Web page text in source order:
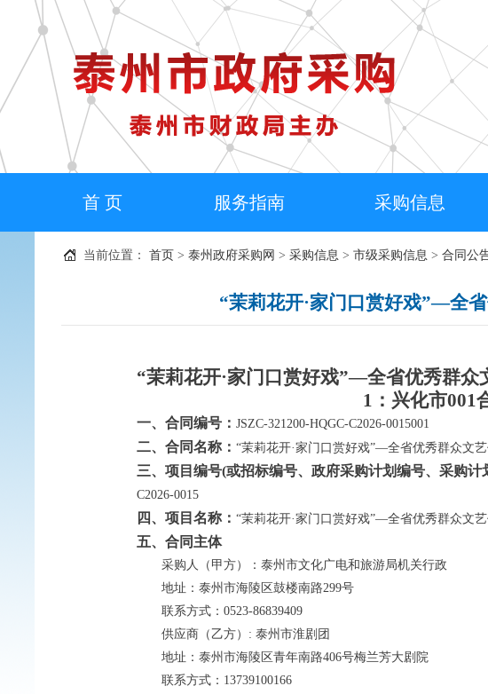
首 页 服务指南 采购信息
当前位置： 首页 > 泰州政府采购网 > 采购信息 > 市级采购信息 > 合同公
“茉莉花开·家门口赏好戏”—全
“茉莉花开·家门口赏好戏”—全省优秀群
1：兴化市001
一、合同编号： JSZC-321200-HQGC-C2026-0015001
二、合同名称： “茉莉花开·家门口赏好戏”—全省优秀群众文
三、项目编号(或招标编号、政府采购计划编号、采购计
C2026-0015
四、项目名称： “茉莉花开·家门口赏好戏”—全省优秀群众文艺
五、合同主体
采购人（甲方）： 泰州市文化广电和旅游局机关行政
地址： 泰州市海陵区鼓楼南路299号
联系方式： 0523-86839409
供应商（乙方）: 泰州市淮剧团
地址： 泰州市海陵区青年南路406号梅兰芳大剧院
联系方式： 13739100166